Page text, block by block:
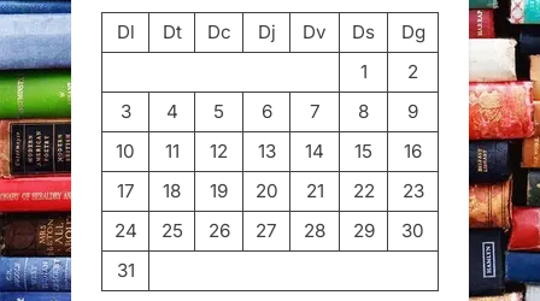
Dl
Dt Dc Dj Dv Ds
Dg
1
2
3
4 5 6 7 8
9
10
11 12 13 14 15
16
17
18 19 20 21 22
23
24
25 26 27 28 29
30
31